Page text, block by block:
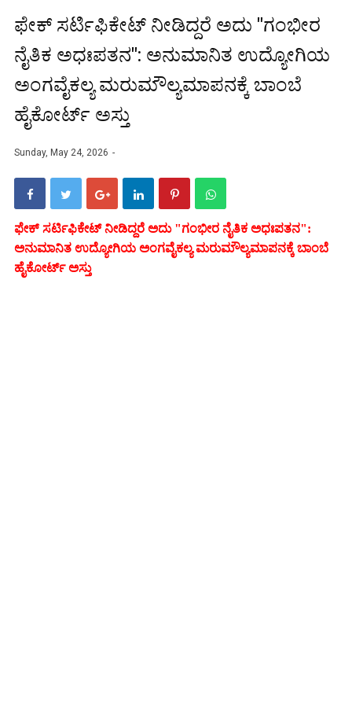
ಫೇಕ್ ಸರ್ಟಿಫಿಕೇಟ್ ನೀಡಿದ್ದರೆ ಅದು "ಗಂಭೀರ
ನೈತಿಕ ಅಧಃಪತನ": ಅನುಮಾನಿತ ಉದ್ಯೋಗಿಯ
ಅಂಗವೈಕಲ್ಯ ಮರುಮೌಲ್ಯಮಾಪನಕ್ಕೆ ಬಾಂಬೆ
ಹೈಕೋರ್ಟ್‌ ಅಸ್ತು
Sunday, May 24, 2026
ಫೇಕ್ ಸರ್ಟಿಫಿಕೇಟ್ ನೀಡಿದ್ದರೆ ಅದು "ಗಂಭೀರ ನೈತಿಕ ಅಧಃಪತನ":
ಅನುಮಾನಿತ ಉದ್ಯೋಗಿಯ ಅಂಗವೈಕಲ್ಯ ಮರುಮೌಲ್ಯಮಾಪನಕ್ಕೆ ಬಾಂಬೆ
ಹೈಕೋರ್ಟ್‌ ಅಸ್ತು